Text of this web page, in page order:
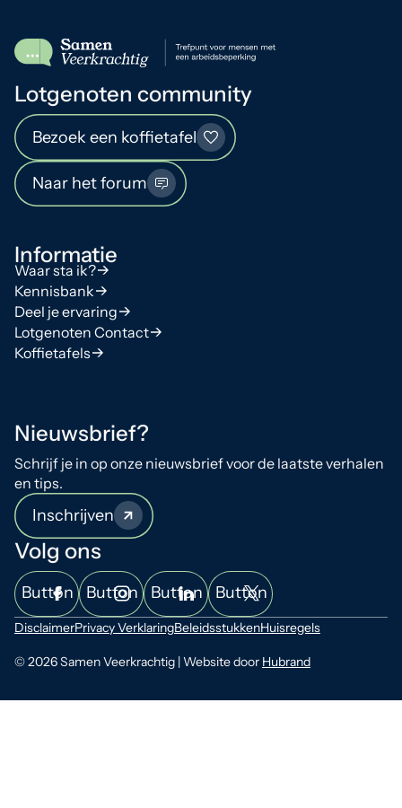
Lotgenoten community
Bezoek een koffietafel
Naar het forum
Informatie
Waar sta ik?
Kennisbank
Deel je ervaring
Lotgenoten Contact
Koffietafels
Nieuwsbrief?
Schrijf je in op onze nieuwsbrief voor de laatste verhalen
en tips.
Inschrijven
Volg ons
Button Button Button Button
© 2026 Samen Veerkrachtig | Website door Hubrand
DisclaimerPrivacy VerklaringBeleidsstukkenHuisregels